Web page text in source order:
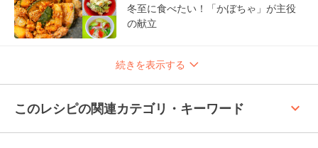
冬至に食べたい！「かぼちゃ」が主役
の献立
続きを表示する
このレシピの関連カテゴリ・キーワード keyboard_arrow_up